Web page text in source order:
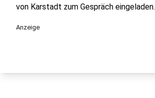
von Karstadt zum Gespräch eingeladen.
Anzeige